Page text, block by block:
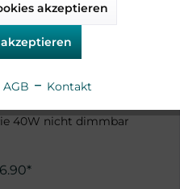
40W nicht dimmbar
Aktiv
akzeptieren
AGB Kontakt